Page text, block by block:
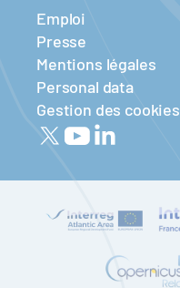
Emploi
Presse
Mentions légales
Personal data
Gestion des cookies